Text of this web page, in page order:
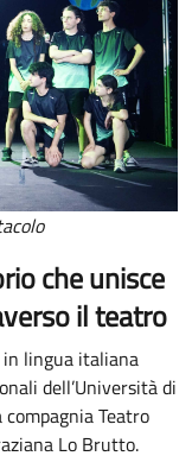
che unisce
il teatro
lingua italiana
dell’Università di
Teatro
Lo Brutto.